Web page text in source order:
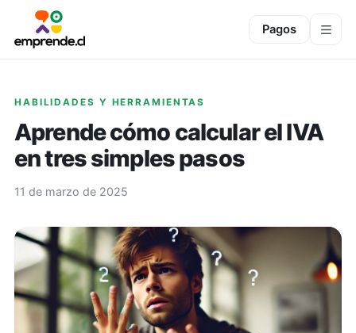
Pagos
HABILIDADES Y HERRAMIENTAS
Aprende cómo calcular el IVA
en tres simples pasos
11 de marzo de 2025